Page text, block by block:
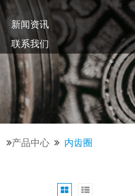
新闻资讯
联系我们
产品中心 内齿圈